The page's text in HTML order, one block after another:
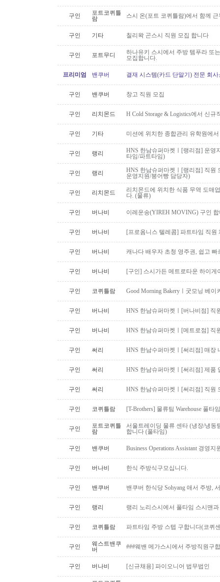
구인
포트코퀴틀
람
스시 온(포트 코퀴틀람)에서 함께
구인 기타 칠리왁 곤스시 직원 모집 합니다
구인 포트무디
하나유키 스시에서 주방 템푸라 또
모집합니다.
프리미엄 밴쿠버 결재 시스템(카드 단말기) 전문 회
구인 밴쿠버 창고 직원 모집
구인 리치몬드 H Cold Storage & Logistics에서 신규
구인 기타 미션에 위치한 종합관리 유학원에
구인 랭리
HNS 한남슈퍼마켓ㅣ[랭리점] 운영
타임/파트타임)
구인 랭리
HNS 한남슈퍼마켓ㅣ[랭리점] 직원
운영지원/붕어빵 담당자)
구인 리치몬드
리치몬드에 위치한 식품 무역 도매
다. (물류)
구인 버나비 이레운송(YIREH MOVING) 구인
구인 버나비 [프로옴니스 텔레콤] 파트타임 직원
구인 버나비 캐나다 배우자 초청 영주권, 쉽고 빠
구인 버나비 [구인] 스시가든 메트로타운 하이게
구인 코퀴틀람 Good Morning Bakeryㅣ굿모닝 베
구인 버나비 HNS 한남슈퍼마켓ㅣ[버나비점] 직
구인 버나비 HNS 한남슈퍼마켓ㅣ[메트로점] 직
구인 써리 HNS 한남수퍼마켓ㅣ[써리점] 매장
구인 써리 HNS 한남슈퍼마켓ㅣ[써리점] 제품
구인 써리 HNS 한남슈퍼마켓ㅣ[써리점] 직원
구인 코퀴틀람 [T-Brothers] 물류팀 Warehouse 풀타
구인
포트코퀴틀
람
서울트레이딩 물류 센타 (냉장/냉동
합니다 (풀타임)
구인 밴쿠버 Business Operations Assistant 경영
구인 버나비 한식 주방식구모십니다.
구인 밴쿠버 밴쿠버 한식당 Sohyang 애서 주방,
구인 랭리 랭리 노리스시에서 풀타임 스시맨
구인 코퀴틀람 파트타임 주방 스텝 구합니다(코퀴
구인
웨스트밴쿠
버
###웨밴 메가스시에서 주방직원구
구인 버나비 [신규채용] 파이오니어 법무법인